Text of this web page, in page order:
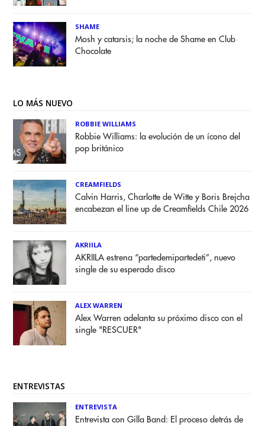
SHAME
Mosh y catarsis; la noche de Shame en Club
Chocolate
LO MÁS NUEVO
ROBBIE WILLIAMS
Robbie Williams: la evolución de un ícono del
pop británico
CREAMFIELDS
Calvin Harris, Charlotte de Witte y Boris Brejcha
encabezan el line up de Creamfields Chile 2026
AKRIILA
AKRIILA estrena “partedemipartedeti”, nuevo
single de su esperado disco
ALEX WARREN
Alex Warren adelanta su próximo disco con el
single "RESCUER"
ENTREVISTAS
ENTREVISTA
Entrevista con Gilla Band: El proceso detrás de